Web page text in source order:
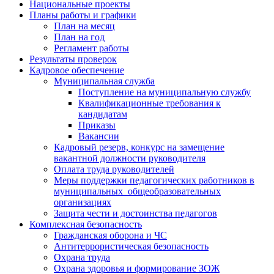
Национальные проекты
Планы работы и графики
План на месяц
План на год
Регламент работы
Результаты проверок
Кадровое обеспечение
Муниципальная служба
Поступление на муниципальную службу
Квалификационные требования к
кандидатам
Приказы
Вакансии
Кадровый резерв, конкурс на замещение
вакантной должности руководителя
Оплата труда руководителей
Меры поддержки педагогических работников в
муниципальных общеобразовательных
организациях
Защита чести и достоинства педагогов
Комплексная безопасность
Гражданская оборона и ЧС
Антитеррористическая безопасность
Охрана труда
Охрана здоровья и формирование ЗОЖ